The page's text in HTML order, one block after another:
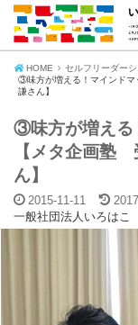
HOME
セルフリーダー
③味方が増える！マインド
謙さん】
③味方が増える
【メタ企画塾
ん】
2015-11-11
一般社団法人いろはこ